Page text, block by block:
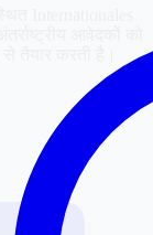
Internationales
आवेदकों को
तैयार करती है।